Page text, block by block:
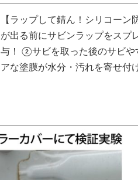
【ラップして錆ん！シリコー
が出る前にサビンラップをスプ
与！ ②サビを取った後のサビや
アな塗膜が水分・汚れを寄せ付